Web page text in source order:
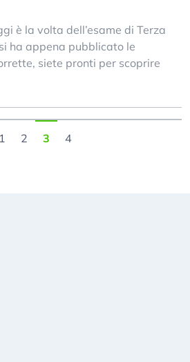
è la volta dell’esame di Terza
ha appena pubblicato le
siete pronti per scoprire
1 2 3 4